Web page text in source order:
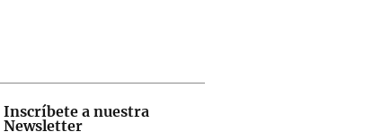
Inscríbete a nuestra
Newsletter